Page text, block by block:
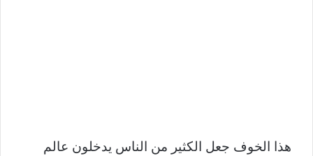
هذا الخوف جعل الكثير من الناس يدخلون عالم